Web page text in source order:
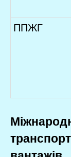
ППЖГ